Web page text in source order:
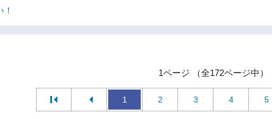
！
1ページ （全172ページ中）
1 2 3 4 5